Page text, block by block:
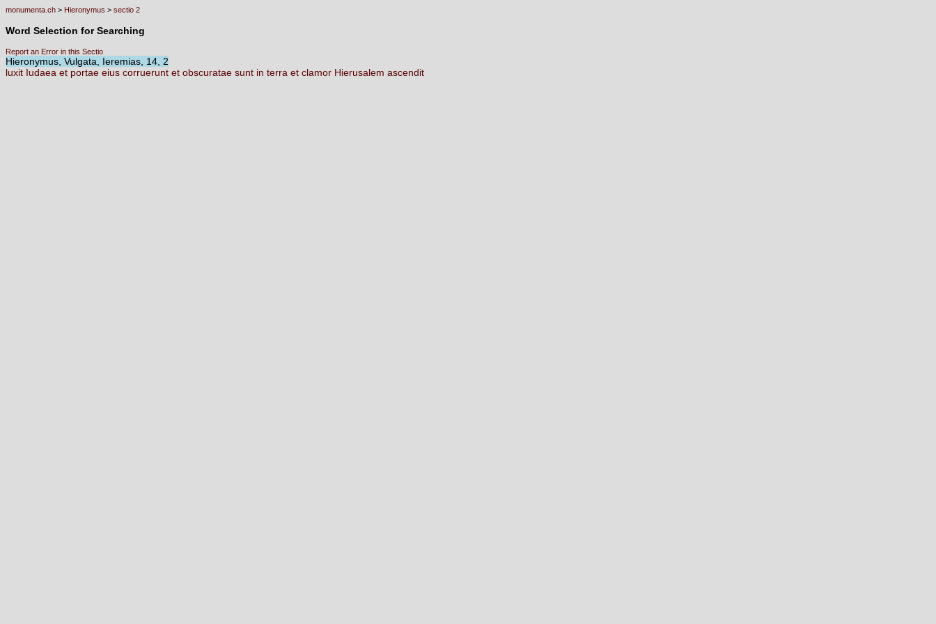
monumenta.ch > Hieronymus > sectio 2
Word Selection for Searching
Report an Error in this Sectio
Hieronymus, Vulgata, Ieremias, 14, 2
luxit Iudaea et portae eius corruerunt et obscuratae sunt in terra et clamor Hierusalem ascendit